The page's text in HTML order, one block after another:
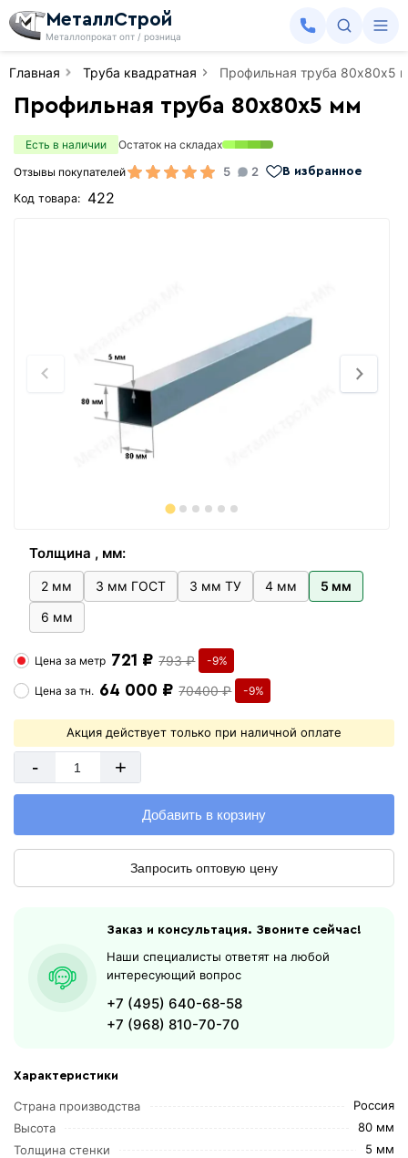
МеталлСтрой
Металлопрокат опт / розница
Главная Труба квадратная Профильная труба 80х80х5
Профильная труба 80х80х5 мм
Есть в наличии
Остаток на складах
Отзывы покупателей
5 2 В избранное
Код товара: 422
Толщина , мм:
2 мм 3 мм ГОСТ 3 мм ТУ 4 мм
5 мм
6 мм
Характеристики
Страна производства
Россия
Высота
80 мм
Толщина стенки
5 мм
Цена за метр 721 ₽ 793 ₽ -9%
Цена затн. 64 000 ₽ 70400 ₽ -9%
Акция действует только при наличной оплате
- +
Добавить в корзину
Запросить оптовую цену
Заказ и консультация. Звоните сейчас!
Наши специалисты ответят на любой
интересующий вопрос
+7 (495) 640-68-58
+7 (968) 810-70-70